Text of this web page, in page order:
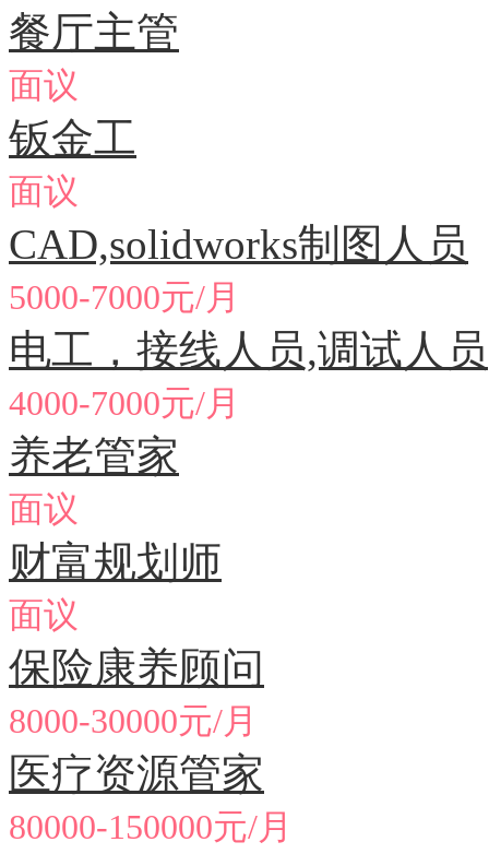
餐厅主管
面议
钣金工
面议
CAD,solidworks制图人员
5000-7000元/月
电工，接线人员,调试人
4000-7000元/月
养老管家
面议
财富规划师
面议
保险康养顾问
8000-30000元/月
医疗资源管家
80000-150000元/月